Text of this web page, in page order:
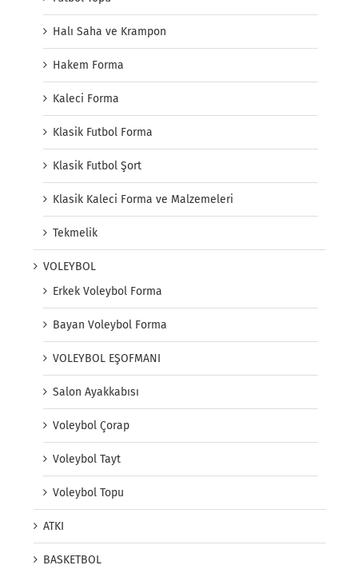
Halı Saha ve Krampon
Hakem Forma
Kaleci Forma
Klasik Futbol Forma
Klasik Futbol Şort
Klasik Kaleci Forma ve Malzemeleri
Tekmelik
VOLEYBOL
Erkek Voleybol Forma
Bayan Voleybol Forma
VOLEYBOL EŞOFMANI
Salon Ayakkabısı
Voleybol Çorap
Voleybol Tayt
Voleybol Topu
ATKI
BASKETBOL